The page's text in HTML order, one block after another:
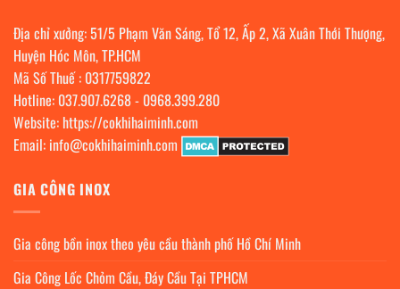
Địa chỉ xưởng: 51/5 Phạm Văn Sáng, Tổ 12, Ấp 2, Xã Xuân Thới Thượng,
Huyện Hóc Môn, TP.HCM
Mã Số Thuế : 0317759822
Hotline: 037.907.6268- 0968.399.280
Website: https://cokhihaiminh.com
Email: info@cokhihaiminh.com
GIA CÔNG INOX
Gia công bồn inox theo yêu cầu thành phố Hồ Chí Minh
Gia Công Lốc Chỏm Cầu, Đáy Cầu Tại TPHCM